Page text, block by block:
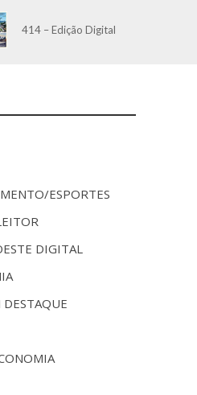
414 – Edição Digital
ESPORTES
DIGITAL